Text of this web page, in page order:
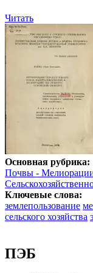
Читать
Основная рубрика:
Почвы -
Ключевые слова:
землепользование
сельского хозяйства
ПЭБ